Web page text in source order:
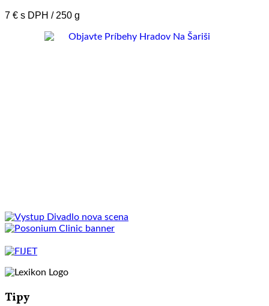
7 € s DPH / 250 g
Tipy